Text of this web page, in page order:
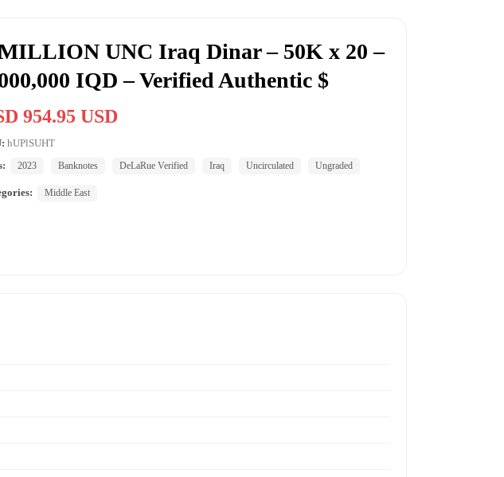
UNC Iraq Dinar – 50K x 20 –
IQD – Verified Authentic $
954.95 USD
hUPlSUHT
2023 Banknotes DeLaRue Verified Iraq Uncirculated Ungraded
Middle East